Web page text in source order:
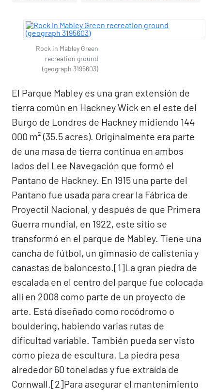
Rock in Mabley Green
recreation ground
(geograph 3195603)
El Parque Mabley es una gran extensión de
tierra común en Hackney Wick en el este del
Burgo de Londres de Hackney midiendo 144
000 m² (35.5 acres). Originalmente era parte
de una masa de tierra continua en ambos
lados del Lee Navegación que formó el
Pantano de Hackney. En 1915 una parte del
Pantano fue usada para crear la Fábrica de
Proyectil Nacional, y después de que Primera
Guerra mundial, en 1922, este sitio se
transformó en el parque de Mabley. Tiene una
cancha de fútbol, un gimnasio de calistenia y
canastas de baloncesto.[1]​ La gran piedra de
escalada en el centro del parque fue colocada
allí en 2008 como parte de un proyecto de
arte. Está diseñado como rocódromo o
bouldering, habiendo varias rutas de
dificultad variable. También pueda ser visto
como pieza de escultura. La piedra pesa
alrededor 60 toneladas y fue extraída de
Cornwall.[2]​ Para asegurar el mantenimiento